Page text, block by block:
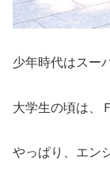
少年時代はスー
大学生の頃は、
やっぱり、エン